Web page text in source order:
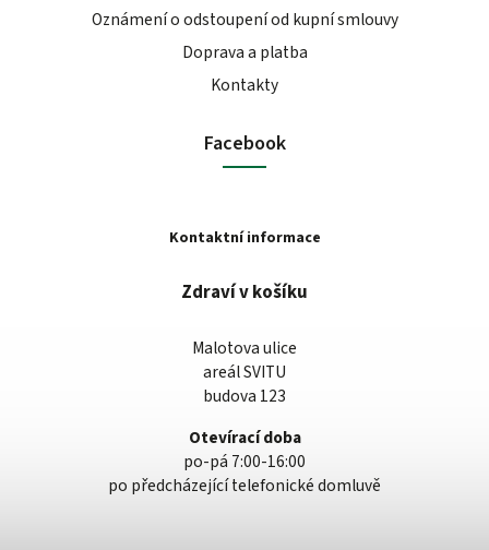
Oznámení o odstoupení od kupní smlouvy
Doprava a platba
Kontakty
Facebook
Kontaktní informace
Zdraví v košíku
Malotova ulice
areál SVITU
budova 123
Otevírací doba
po-pá 7:00-16:00
po předcházející telefonické domluvě